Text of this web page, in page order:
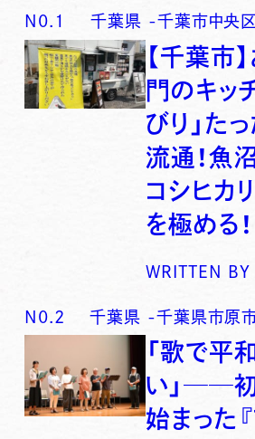
N0. 1 千葉県 -千葉市中央区
【千葉市
門のキッ
びり」た
流通！魚
コシヒカ
を極める！
WRITTEN BY
N0. 2 千葉県 -千葉県市原
「歌で平
い」──
始まった